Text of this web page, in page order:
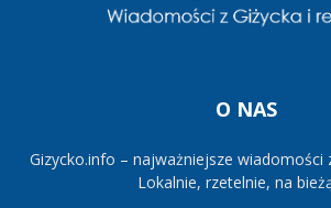
O NAS
Gizycko.info – najważniejsze wiadomości
Lokalnie, rzetelnie, na